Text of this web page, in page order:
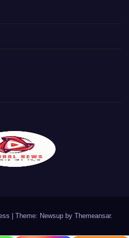
Theme: Newsup by Themeansar.